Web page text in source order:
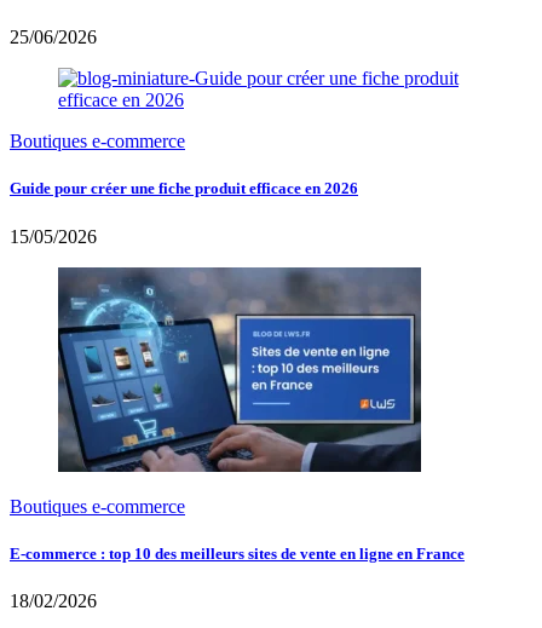
25/06/2026
Boutiques e-commerce
Guide pour créer une fiche produit efficace en 2026
15/05/2026
Boutiques e-commerce
E-commerce : top 10 des meilleurs sites de vente en ligne en France
18/02/2026